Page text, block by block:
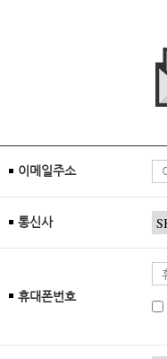
이메일주소
통신사
휴대폰번호